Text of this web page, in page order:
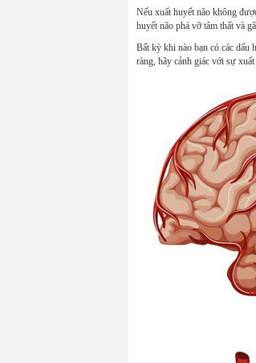
Nếu xuất huyết não không
huyết não phá vỡ tâm thất và
Bất kỳ khi nào bạn có các dấu
ràng, hãy cảnh giác với sự